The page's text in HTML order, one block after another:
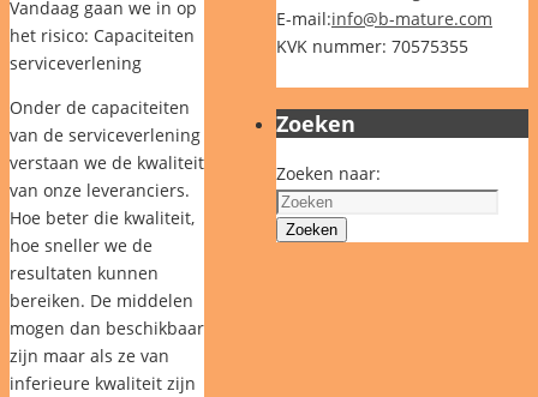
Vandaag gaan we in op
het risico: Capaciteiten
serviceverlening
Onder de capaciteiten
van de serviceverlening
verstaan we de kwaliteit
van onze leveranciers.
Hoe beter die kwaliteit,
hoe sneller we de
resultaten kunnen
bereiken. De middelen
mogen dan beschikbaar
zijn maar als ze van
inferieure kwaliteit zijn
E-mail:info@b-mature.com
KVK nummer: 70575355
Zoeken
Zoeken naar:
Zoeken